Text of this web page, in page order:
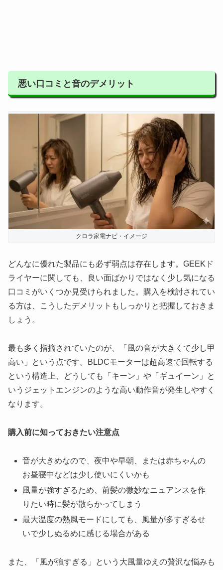
悪い口コミと音のデメリット
クロラ家電ナビ・イメージ
どんなに優れた製品にも必ず弱点は存在します。GEEKド
ライヤーに関しても、良い面ばかりではなく少し気になる
口コミがいくつか見受けられました。購入を検討されてい
る方は、こうしたデメリットもしっかりと把握しておきま
しょう。
最も多く指摘されていたのが、「風の音が大きくて少し甲
高い」という点です。BLDCモーターは超高速で回転する
という構造上、どうしても「キーン」や「ギュイーン」と
いうジェットエンジンのような高い動作音が発生しやすく
なります。
購入前に知っておきたい注意点
音が大きめなので、夜中や早朝、または赤ちゃんの
お昼寝中などは少し使いにくいかも
風量が強すぎるため、前髪の微妙なニュアンスを作
りたい時に髪が散らかってしまう
最大温度の熱風モードにしても、風量が多すぎるせ
いで少しぬるめに感じる場合がある
また、「風が強すぎる」という大風量ゆえの贅沢な悩みも